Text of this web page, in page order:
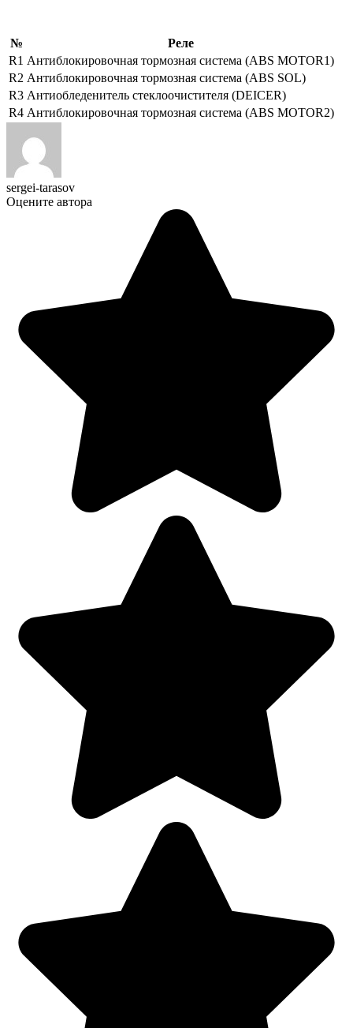
№
Реле
R1 Антиблокировочная тормозная система (ABS MOTOR1)
R2 Антиблокировочная тормозная система (ABS SOL)
R3 Антиобледенитель стеклоочистителя (DEICER)
R4 Антиблокировочная тормозная система (ABS MOTOR2)
sergei-tarasov
Оцените автора